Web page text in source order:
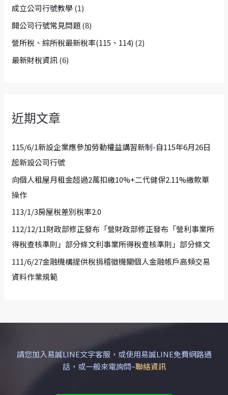
成立公司行號教學 (1)
開公司行號常見問題(8)
營所稅、綜所稅最新稅率(115、114) (2)
最新財稅資訊(6)
近期文章
115/6/1新設企業應參加勞動權益講習新制-自115年6月26日
起新設公司行號
向個人租屋月租金超過2萬扣繳10%+二代健保2.11%繳款單
操作
113/1/3房屋稅差別稅率2.0
112/12/11財政部修正發布「營財政部修正發布「營利事業所
得稅查核準則」部分條文利事業所得稅查核準則」部分條文
111/6/27金融機構提供稅捐稽徵機關個人金融帳戶高頻交易
資料作業規範
請您加入易誠LINE文字客服，或使用易誠LINE免費網路通
話，或一般來電詢問~聯絡資訊